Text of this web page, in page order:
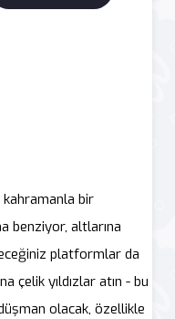
kahramanla bir
benziyor, altlarına
platformlar da
çelik yıldızlar atın - bu
olacak, özellikle